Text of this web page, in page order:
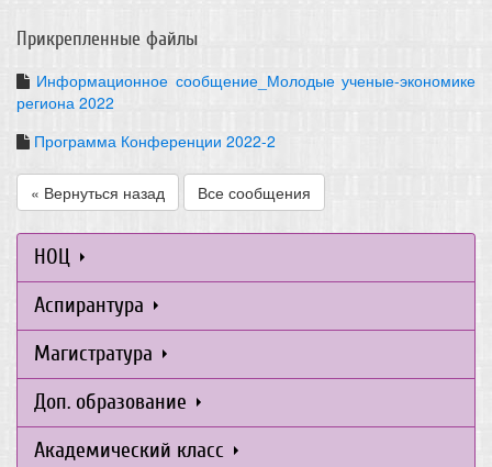
Прикрепленные файлы
Информационное сообщение_Молодые ученые-экономике
региона 2022
Программа Конференции 2022-2
« Вернуться назад Все сообщения
НОЦ
Аспирантура
Магистратура
Доп. образование
Академический класс